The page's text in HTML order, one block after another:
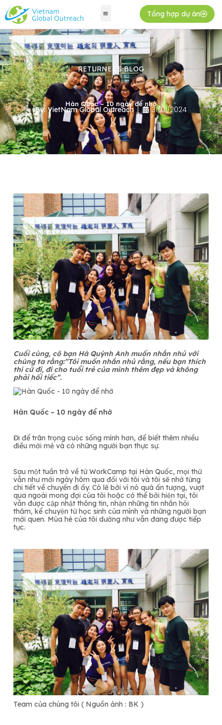
Tổng hợp dự án
RETURNEE'S BLOG
Hàn Quốc – 10 ngày để nhớ
By:VietNam Global Outreach 31/01/2024
Cuối cùng, cô bạn Hà Quỳnh Anh muốn nhắn nhủ với
chúng ta rằng:”Tôi muốn nhắn nhủ rằng, nếu bạn thích
thì cứ đi, đi cho tuổi trẻ của mình thêm đẹp và không
phải hối tiếc”.
Hàn Quốc – 10 ngày để nhớ
Đi để trân trọng cuộc sống mình hơn, để biết thêm nhiều
điều mới mẻ và có những người bạn thực sự.
Sau một tuần trở về từ WorkCamp tại Hàn Quốc, mọi thứ
vẫn như mới ngày hôm qua đối với tôi và tôi sẽ nhớ từng
chi tiết về chuyến đi ấy. Có lẽ bởi vì nó quá ấn tượng, vượt
qua ngoài mong đợi của tôi hoặc có thể bởi hiện tại, tôi
vẫn được cập nhật thông tin, nhận những tin nhắn hỏi
thăm, kể chuyện từ học sinh của mình và những người bạn
mới quen. Mùa hè của tôi dường như vẫn đang được tiếp
tục.
Team của chúng tôi ( Nguồn ảnh : BK )